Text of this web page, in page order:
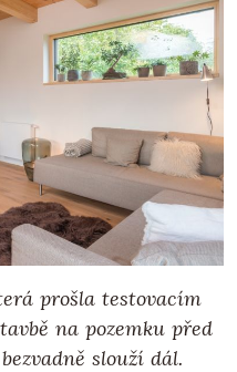
prošla testovacím
na pozemku před
slouží dál.